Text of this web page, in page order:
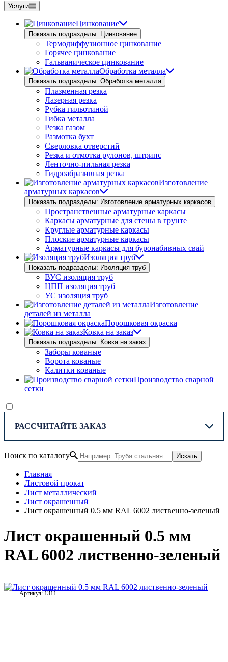
Услуги
Цинкование
Показать подразделы: Цинкование
Термодиффузионное цинкование
Горячее цинкование
Гальваническое цинкование
Обработка металла
Показать подразделы: Обработка металла
Плазменная резка
Лазерная резка
Рубка гильотиной
Гибка металла
Резка газом
Размотка бухт
Сверловка отверстий
Резка и отмотка рулонов, штрипс
Ленточно-пильная резка
Гидроабразивная резка
Изготовление
арматурных каркасов
Показать подразделы: Изготовление арматурных каркасов
Пространственные арматурные каркасы
Каркасы арматурные для стены в грунте
Круглые арматурные каркасы
Плоские арматурные каркасы
Арматурные каркасы для буронабивных свай
Изоляция труб
Показать подразделы: Изоляция труб
ВУС изоляция труб
ЦПП изоляция труб
УС изоляция труб
Изготовление
деталей из металла
Порошковая окраска
Ковка на заказ
Показать подразделы: Ковка на заказ
Заборы кованые
Ворота кованые
Калитки кованые
Производство сварной
сетки
РАССЧИТАЙТЕ ЗАКАЗ
Поиск по каталогу Искать
Главная
Листовой прокат
Лист металлический
Лист окрашенный
Лист окрашенный 0.5 мм RAL 6002 лиственно-зеленый
Лист окрашенный 0.5 мм
RAL 6002 лиственно-зеленый
Артикул: 1311